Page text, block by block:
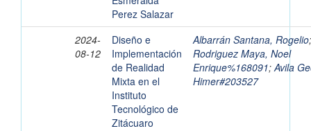
Perez Salazar
2024-
08-12
Diseño e
Implementación
de Realidad
Mixta en el
Instituto
Tecnológico de
Zitácuaro
Albarrán Santana, Rogelio;
Rodriguez Maya, Noel
Enrique%168091;Avila
Himer#203527